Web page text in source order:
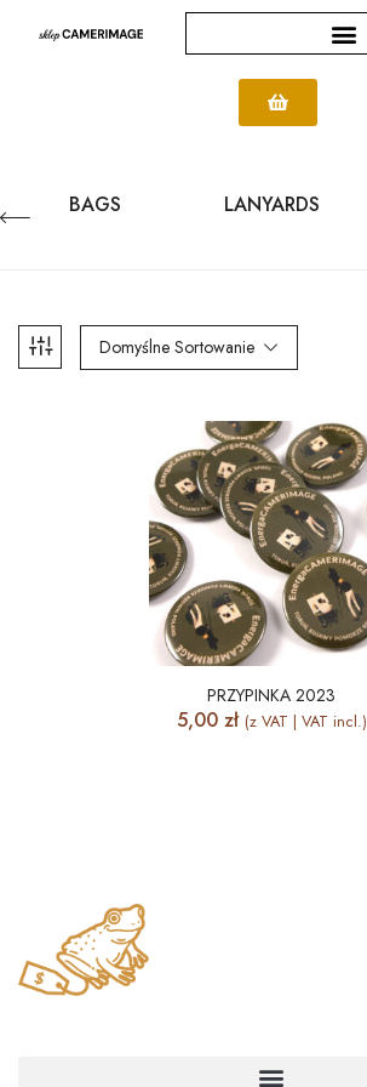
BAGS LANYARDS
Domyślne Sortowanie
PRZYPINKA 2023
5,00 zł (z VAT | VAT incl.)